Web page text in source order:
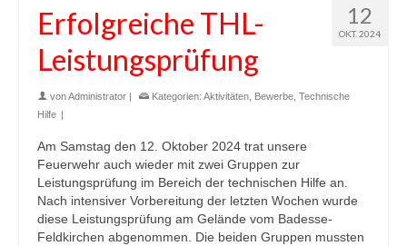
12
OKT. 2024
Erfolgreiche THL-
Leistungsprüfung
vonAdministrator | Kategorien: Aktivitäten Bewerbe Technische
Hilfe |
Am Samstag den 12. Oktober 2024 trat unsere
Feuerwehr auch wieder mit zwei Gruppen zur
Leistungsprüfung im Bereich der technischen Hilfe an.
Nach intensiver Vorbereitung der letzten Wochen wurde
diese Leistungsprüfung am Gelände vom Badesse-
Feldkirchen abgenommen. Die beiden Gruppen mussten